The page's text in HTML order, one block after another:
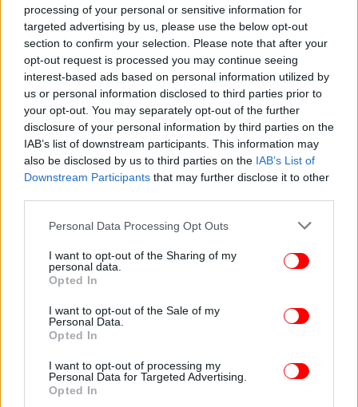
processing of your personal or sensitive information for
targeted advertising by us, please use the below opt-out
section to confirm your selection. Please note that after your
opt-out request is processed you may continue seeing
interest-based ads based on personal information utilized by
us or personal information disclosed to third parties prior to
your opt-out. You may separately opt-out of the further
disclosure of your personal information by third parties on the
IAB’s list of downstream participants. This information may
also be disclosed by us to third parties on the IAB’s List of
Downstream Participants that may further disclose it to other
Please note that this website/app uses one or more Google
not limited to your visit or usage behaviour. You may click to
grant or deny consent to Google and its third-party tags to
use your data for below specified purposes in below Google
consent section.
Personal Data Processing Opt Outs
I want to opt-out of the Sharing of my
personal data.
Opted In
I want to opt-out of the Sale of my
Personal Data.
Opted In
I want to opt-out of processing my
Personal Data for Targeted Advertising.
Opted In
ΚΟΣΜΟΣ 23/05/2023 18:18
«Όχι» στο αίτημα του Χάρι να έχει αστυνομική
προστασία στη Βρετανία -«Δεν μπορεί να
αγοράζει ασφάλεια»